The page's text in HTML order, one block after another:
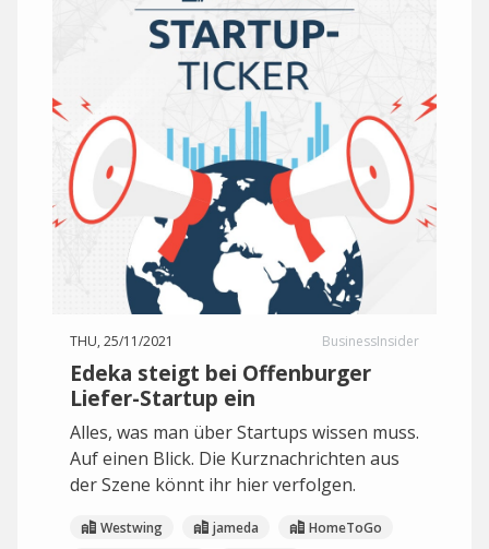
THU, 25/11/2021 BusinessInsider
Edeka steigt bei Offenburger
Liefer-Startup ein
Alles, was man über Startups wissen muss.
Auf einen Blick. Die Kurznachrichten aus
der Szene könnt ihr hier verfolgen.
Westwing jameda
HomeToGo